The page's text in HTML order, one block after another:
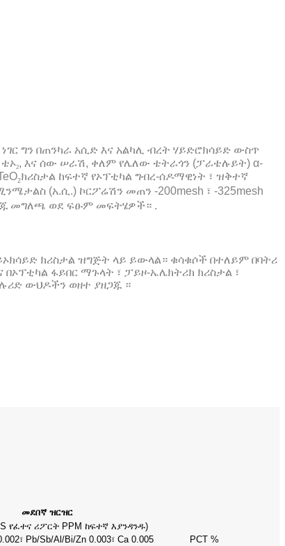
ግን በጠንካራ አሲድ እና አልካሊ ብረት ሃይድሮክሳይድ ውስጥ
ቴኦ2, እና ሰው ሠራሽ, ቀለም የሌለው ቴትራጎን (ፓራቴሉይት) α-
2ክሪስታል ከፍተኛ የኦፕቲካል ግብረ-ሰዶማዊነት ፣ ዝቅተኛ
(አ.ሲ.) ኮርፖሬሽን መጠን -200mesh ፣ -325mesh
ብጁ መግለጫ ወደ ፍፁም መፍትሄዎች። .
ክሪስታል ዝግጅት ላይ ይውላል። ቁሳቁሶች በተለይም በባትሪ
ፋይበር ማጉላት ፣ ፓይዞ-ኤሌክትሪክ ክሪስታል ፣
ውህዶችን ወዘተ ያዘጋጁ ።
መደበኛ ዝርዝር
የፈተና ሪፖርት PPM ከፍተኛ እያንዳንዱ)
Pb/Sb/Al/Bi/Zn 0.003፣ Ca 0.005
PCT %